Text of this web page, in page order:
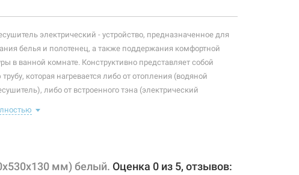
электрический - устройство, предназначенное для
белья и полотенец, а также поддержания комфортной
в ванной комнате. Конструктивно представляет собой
трубу, которая нагревается либо от отопления (водяной
либо от встроенного тэна (электрический
станет незаменимым элементом интерьера.
изменения, магазин ответственности не несет.
мм) белый. Оценка 0 из 5, отзывов: